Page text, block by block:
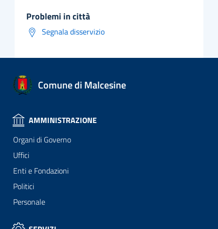
problemi in città
Segnala disservizio
Comune di Malcesine
AMMINISTRAZIONE
Organi di Governo
Uffici
Enti e Fondazioni
Politici
Personale